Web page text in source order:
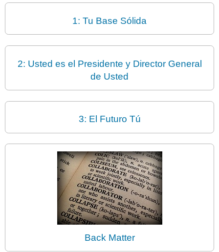
1: Tu Base Sólida
2: Usted es el Presidente y Director General
de Usted
3: El Futuro Tú
Back Matter